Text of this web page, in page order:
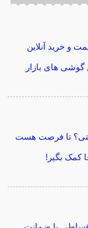
و خرید آنلاین
گوشی های بازار
تا فرصت هست
کمک بگیر!